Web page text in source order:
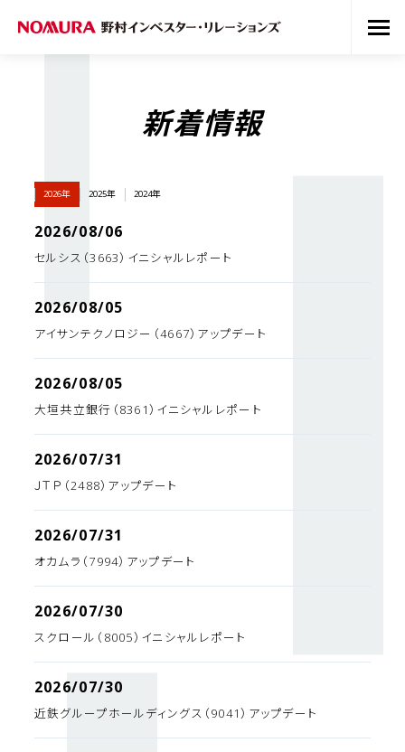
新着情報
2026年 2025年 2024年
2026/08/06
セルシス（3663）イニシャルレポート
2026/08/05
アイサンテクノロジー（4667）アップデート
2026/08/05
大垣共立銀行（8361）イニシャルレポート
2026/07/31
ＪＴＰ（2488）アップデート
2026/07/31
オカムラ（7994）アップデート
2026/07/30
スクロール（8005）イニシャルレポート
2026/07/30
近鉄グループホールディングス（9041）アップデート